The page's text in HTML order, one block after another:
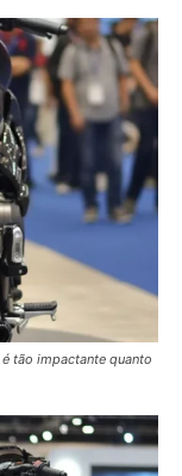
tão impactante quanto